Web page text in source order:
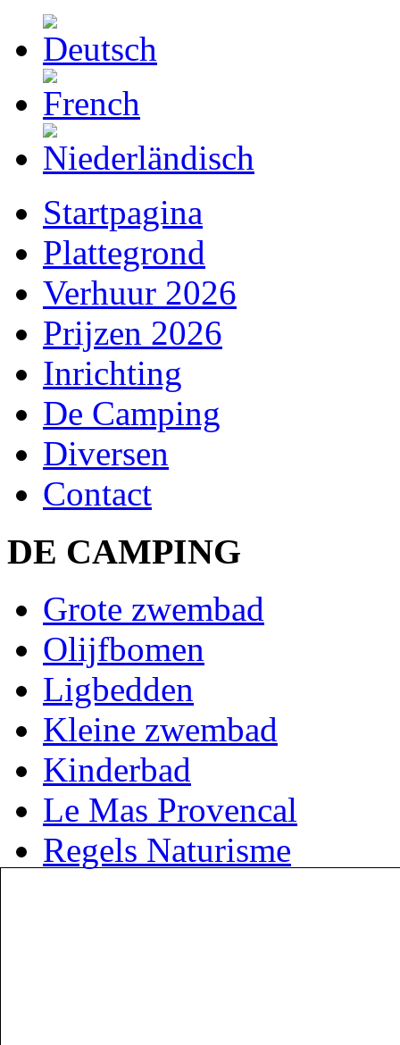
Startpagina
Plattegrond
Verhuur 2026
Prijzen 2026
Inrichting
De Camping
Diversen
Contact
DE CAMPING
Grote zwembad
Olijfbomen
Ligbedden
Kleine zwembad
Kinderbad
Le Mas Provencal
Regels Naturisme